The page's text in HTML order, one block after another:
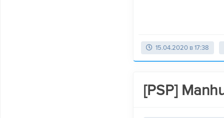
15.04.2020 в 17:38
[PSP]